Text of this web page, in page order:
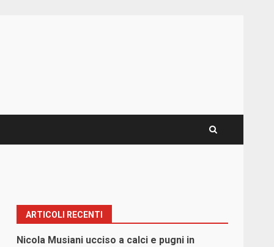
ARTICOLI RECENTI
Nicola Musiani ucciso a calci e pugni in